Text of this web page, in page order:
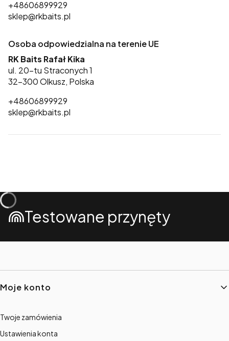
+48606899929
sklep@rkbaits.pl
Osoba odpowiedzialna na terenie UE
RK Baits Rafał Kika
ul. 20-tu Straconych 1
32-300 Olkusz, Polska
+48606899929
sklep@rkbaits.pl
Testowane przynęty
Linki w stopce
Moje konto
Twoje zamówienia
Ustawienia konta